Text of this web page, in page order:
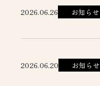
2026.06.26 お知らせ
2026.06.20 お知らせ